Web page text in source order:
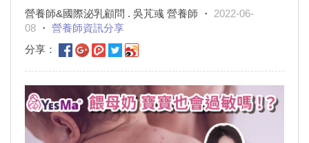
營養師&國際泌乳顧問 . 吳芃彧 營養師 ・ 2022-06-
08 ・ 營養師資訊分享
分享：